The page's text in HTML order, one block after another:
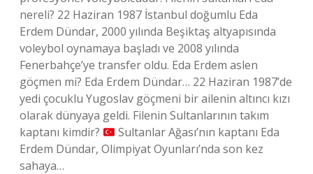
nereli? 22 Haziran 1987 İstanbul doğumlu Eda
Erdem Dündar, 2000 yılında Beşiktaş altyapısında
voleybol oynamaya başladı ve 2008 yılında
Fenerbahçe’ye transfer oldu. Eda Erdem aslen
göçmen mi? Eda Erdem Dündar… 22 Haziran 1987’de
yedi çocuklu Yugoslav göçmeni bir ailenin altıncı kızı
olarak dünyaya geldi. Filenin Sultanlarının takım
kaptanı kimdir?
Sultanlar Ağası’nın kaptanı Eda
Erdem Dündar, Olimpiyat Oyunları’nda son kez
sahaya…